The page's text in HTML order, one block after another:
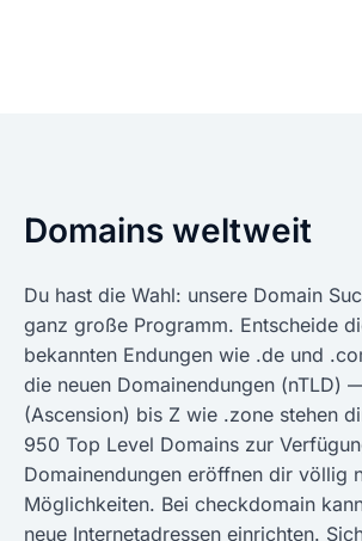
Domains weltweit
Du hast die Wahl: unsere Domain
ganz große Programm. Entscheide
bekannten Endungen wie .de und
die neuen Domainendungen (nTLD)
(Ascension) bis Z wie .zone stehen
950 Top Level Domains zur
Domainendungen eröffnen dir völlig
Möglichkeiten. Bei checkdomain
neue Internetadressen einrichten.